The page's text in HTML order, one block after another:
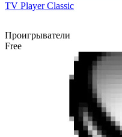
TV Player Classic
Проигрыватели
Free